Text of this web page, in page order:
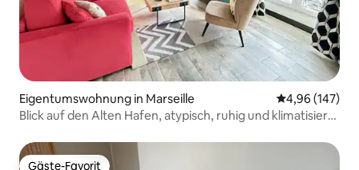
Eigentumswohnung in Marseille
4,96 (147)
Blick auf den Alten Hafen, atypisch, ruhig und klimatisiert,
Gäste-Favorit